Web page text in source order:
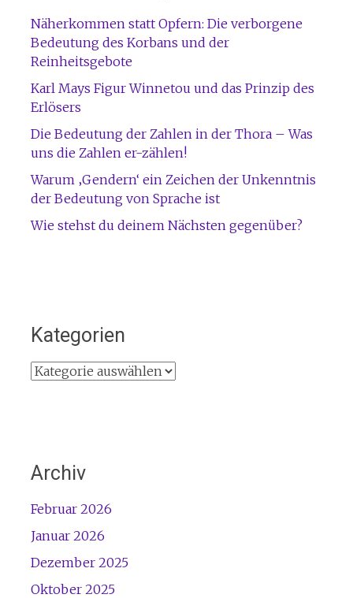
Näherkommen statt Opfern: Die verborgene
Bedeutung des Korbans und der
Reinheitsgebote
Karl Mays Figur Winnetou und das Prinzip des
Erlösers
Die Bedeutung der Zahlen in der Thora – Was
uns die Zahlen er-zählen!
Warum ‚Gendern‘ ein Zeichen der Unkenntnis
der Bedeutung von Sprache ist
Wie stehst du deinem Nächsten gegenüber?
Kategorien
Kategorien
Archiv
Februar 2026
Januar 2026
Dezember 2025
Oktober 2025